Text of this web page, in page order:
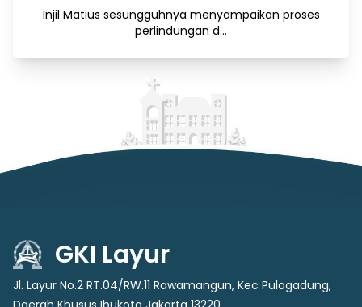
Injil Matius sesungguhnya menyampaikan proses
perlindungan d...
GKI Layur
Jl. Layur No.2 RT.04/RW.11 Rawamangun, Kec Pulogadung,